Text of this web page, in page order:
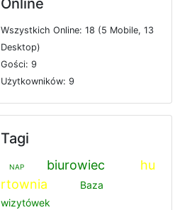
Online
Wszystkich Online: 18 (5 Mobile, 13
Desktop)
Gości: 9
Użytkowników: 9
Tagi
NAP biurowiec
hu
rtownia
Baza
wizytówek